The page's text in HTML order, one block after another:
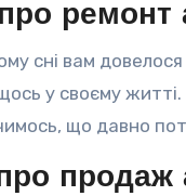
ремонт
сні вам
у своєму
що давно
продаж